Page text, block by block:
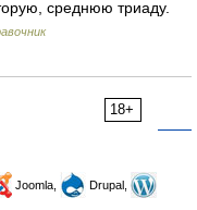
среднюю триаду.
18+
Joomla,
Drupal,